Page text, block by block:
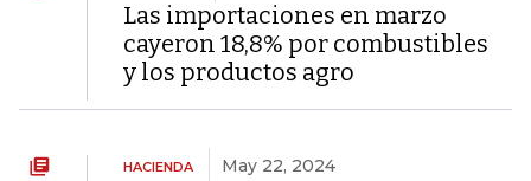
Las importaciones en marzo
cayeron 18,8% por combustibles
y los productos agro
HACIENDA May 22, 2024